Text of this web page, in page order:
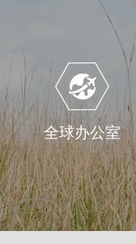
全球办公室